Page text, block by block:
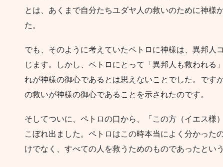
とは、あくまで自分たちユダヤ人の救いのために神様
た。
でも、そのように考えていたペトロに神様は、異邦人
じます。しかし、ペトロにとって「異邦人も救われる
れが神様の御心であるとは思えないことでした。です
の救いが神様の御心であることを示されたのです。
そしてついに、ペトロの口から、「この方（イエス様
こぼれ出ました。ペトロはこの時本当によく分かった
けでなく、すべての人を救うためのものであったという